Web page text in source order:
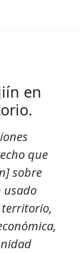
en
que
sobre
usado